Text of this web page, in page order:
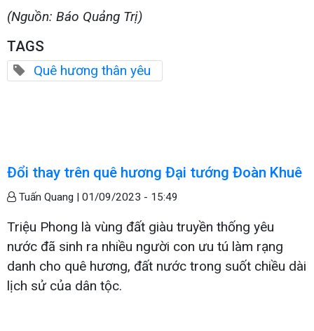
(Nguồn: Báo Quảng Trị)
TAGS
Quê hương thân yêu
Đổi thay trên quê hương Đại tướng Đoàn Khuê
Tuấn Quang | 01/09/2023 - 15:49
Triệu Phong là vùng đất giàu truyền thống yêu
nước đã sinh ra nhiều người con ưu tú làm rạng
danh cho quê hương, đất nước trong suốt chiều dài
lịch sử của dân tộc.